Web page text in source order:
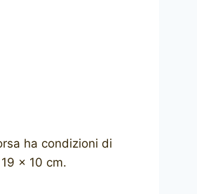
ha condizioni di
x 10 cm.